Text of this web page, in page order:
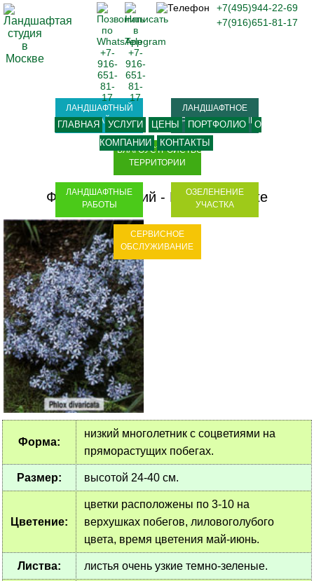
Флокс канадский - Phlox divaricate
Форма:
низкий многолетник с соцветиями на
пряморастущих побегах.
Размер: высотой 24-40 см.
Цветение:
цветки расположены по 3-10 на
верхушках побегов, лиловоголубого
цвета, время цветения май-июнь.
Листва: листья очень узкие темно-зеленые.
+7(495)944-22-69
+7(916)651-81-17
ГЛАВНАЯ УСЛУГИ ЦЕНЫ ПОРТФОЛИО
О
КОМПАНИИ
КОНТАКТЫ
ЛАНДШАФТНЫЙ
ДИЗАЙН
ЛАНДШАФТНОЕ
ПРОЕКТИРОВАНИЕ
БЛАГОУСТРОЙСТВО
ТЕРРИТОРИИ
ЛАНДШАФТНЫЕ
РАБОТЫ
ОЗЕЛЕНЕНИЕ
УЧАСТКА
СЕРВИСНОЕ
ОБСЛУЖИВАНИЕ